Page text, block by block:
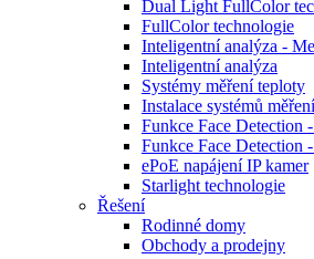
Dual Light FullColor
FullColor technologie
Inteligentní analýza -
Inteligentní analýza
Systémy měření teploty
Instalace systémů
Funkce Face Detection
Funkce Face Detection
ePoE napájení IP kamer
Starlight technologie
Řešení
Rodinné domy
Obchody a prodejny